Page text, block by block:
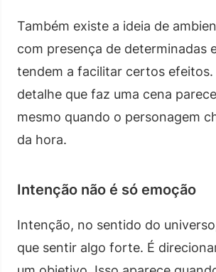
Também existe a ideia de
com presença de determinadas
tendem a facilitar certos efeitos.
detalhe que faz uma cena
mesmo quando o personagem
da hora.
Intenção não é só emoção
Intenção, no sentido do
que sentir algo forte. É